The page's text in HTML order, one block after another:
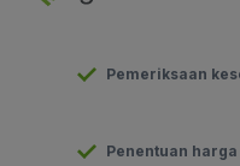
Pemeriksaan
Penentuan